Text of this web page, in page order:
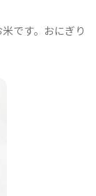
です。おにぎり